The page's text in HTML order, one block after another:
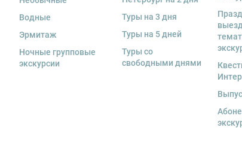
Водные
Эрмитаж
Ночные групповые
экскурсии
Туры на 3 дня
Туры на 5 дней
Туры со
свободными днями